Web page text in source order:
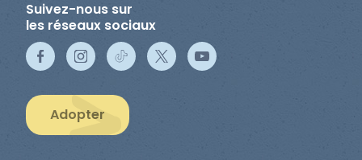
Suivez-nous sur
les réseaux sociaux
Adopter